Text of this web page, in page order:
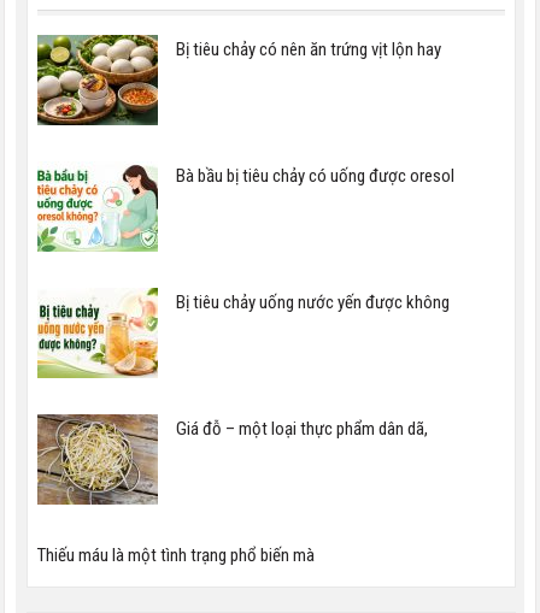
Bị tiêu chảy có nên ăn trứng vịt lộn hay
Bà bầu bị tiêu chảy có uống được oresol
Bị tiêu chảy uống nước yến được không
Giá đỗ – một loại thực phẩm dân dã,
Thiếu máu là một tình trạng phổ biến mà